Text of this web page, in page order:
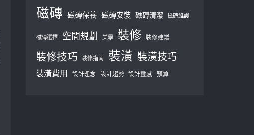
磁磚 磁磚保養 磁磚安裝 磁磚清潔 磁磚維護
磁磚選擇 空間規劃 美學 裝修 裝修建議
裝修技巧 裝修指南 裝潢 裝潢技巧
裝潢費用 設計理念 設計趨勢 設計靈感 預算